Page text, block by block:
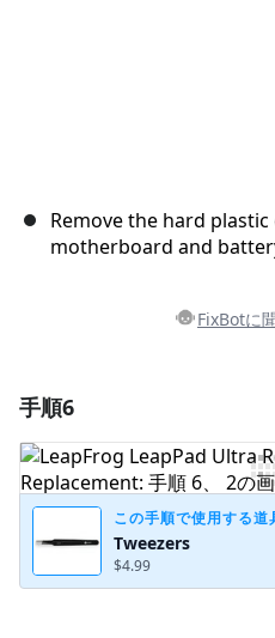
Remove the hard
motherboard and
FixBotに
コメントを追加
手順6
この手順で使用する道
Tweezers
$4.99